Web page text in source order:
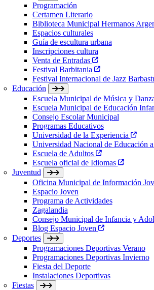
Programación
Certamen Literario
Biblioteca Municipal Hermanos
Espacios culturales
Guía de escultura urbana
Inscripciones cultura
Venta de Entradas
Festival Barbitania
Festival Internacional de Jazz
Educación
Escuela Municipal de Música y
Escuela Municipal de Educación
Consejo Escolar Municipal
Programas Educativos
Universidad de la Experiencia
Universidad Nacional de Educación
Escuela de Adultos
Escuela oficial de Idiomas
Juventud
Oficina Municipal de Información
Espacio Joven
Programa de Actividades
Zagalandia
Consejo Municipal de Infancia y
Blog Espacio Joven
Deportes
Programaciones Deportivas Verano
Programaciones Deportivas Invierno
Fiesta del Deporte
Instalaciones Deportivas
Fiestas